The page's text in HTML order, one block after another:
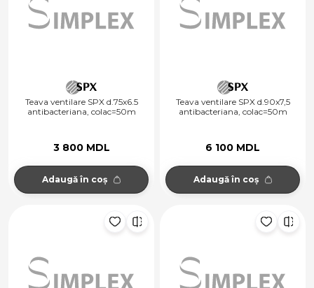
Teava ventilare SPX d.75x6.5
antibacteriana, colac=50m
3 800 MDL
Adaugă în coș
Teava ventilare SPX d.90x7,5
antibacteriana, colac=50m
6 100 MDL
Adaugă în coș